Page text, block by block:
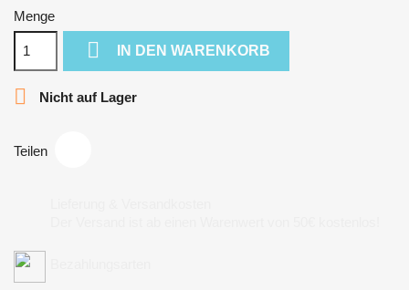
Menge
 IN DEN WARENKORB
 Nicht auf Lager
Teilen